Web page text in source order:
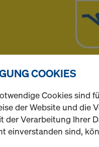
COOKIES
Cookies sind
der Website und die
der Verarbeitung Ihrer
einverstanden sind,